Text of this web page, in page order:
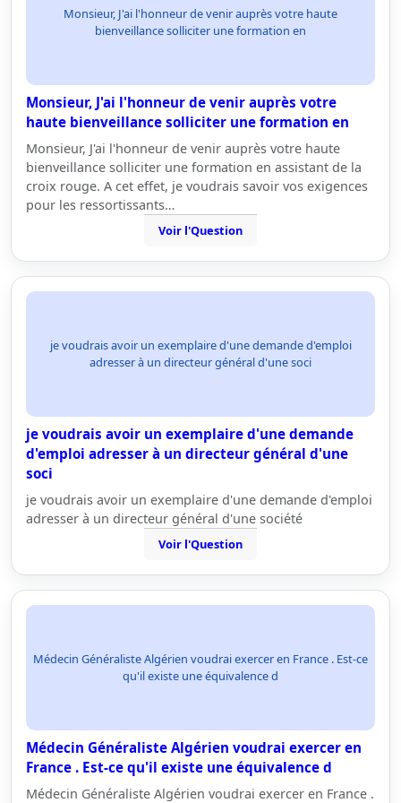
Monsieur, J'ai l'honneur de venir auprès votre haute
bienveillance solliciter une formation en
Monsieur, J'ai l'honneur de venir auprès votre
haute bienveillance solliciter une formation en
Monsieur, J'ai l'honneur de venir auprès votre haute
bienveillance solliciter une formation en assistant de la
croix rouge. A cet effet, je voudrais savoir vos exigences
pour les ressortissants…
Voir l'Question
je voudrais avoir un exemplaire d'une demande d'emploi
adresser à un directeur général d'une soci
je voudrais avoir un exemplaire d'une demande
d'emploi adresser à un directeur général d'une
soci
je voudrais avoir un exemplaire d'une demande d'emploi
adresser à un directeur général d'une société
Voir l'Question
Médecin Généraliste Algérien voudrai exercer en France . Est-ce
qu'il existe une équivalence d
Médecin Généraliste Algérien voudrai exercer en
France . Est-ce qu'il existe une équivalence d
Médecin Généraliste Algérien voudrai exercer en France .